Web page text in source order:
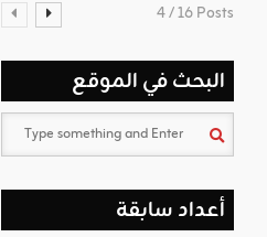
4 / 16 Posts
البحث في الموقع
أعداد سابقة